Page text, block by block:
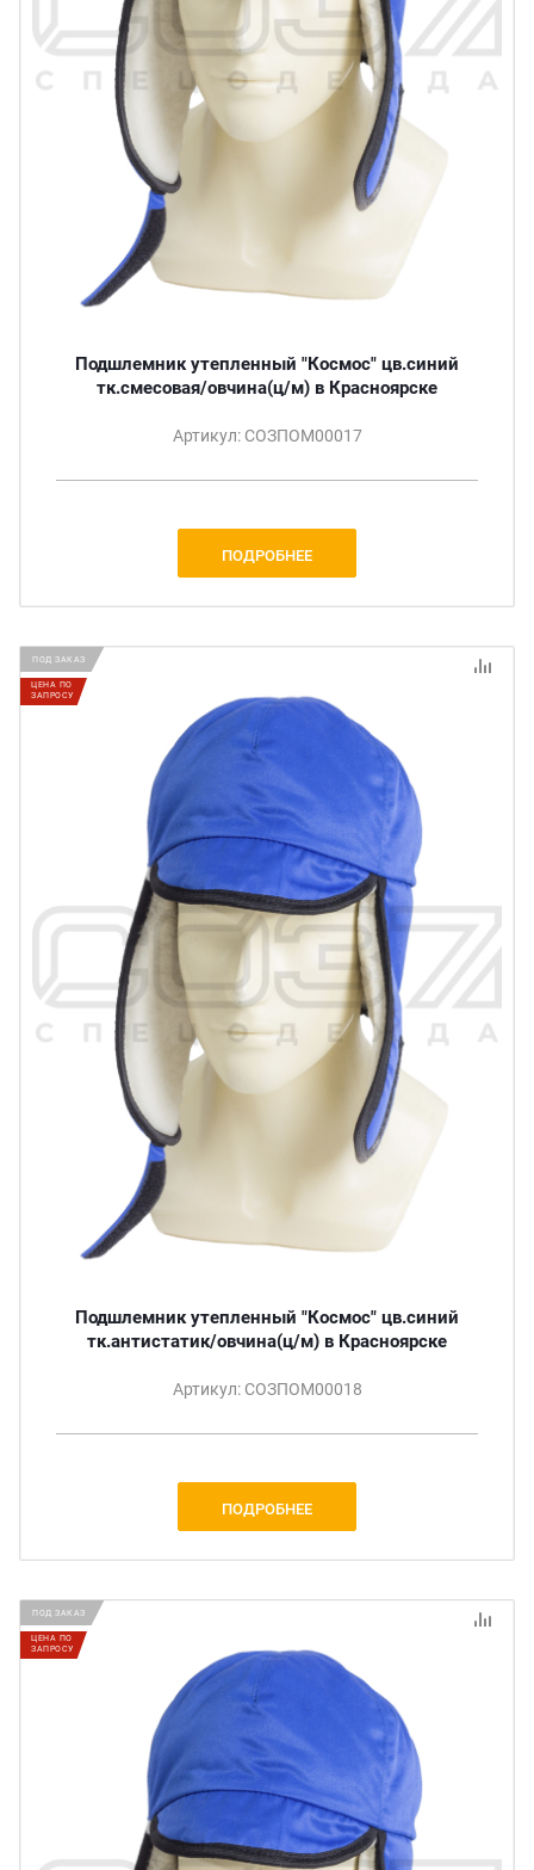
Подшлемник утепленный "Космос" цв.синий
тк.смесовая/овчина(ц/м) в Красноярске
Артикул: СОЗПОМ00017
ПОДРОБНЕЕ
ПОД ЗАКАЗ
ЦЕНА ПО
ЗАПРОСУ
Подшлемник утепленный "Космос" цв.синий
тк.антистатик/овчина(ц/м) в Красноярске
Артикул: СОЗПОМ00018
ПОДРОБНЕЕ
ПОД ЗАКАЗ
ЦЕНА ПО
ЗАПРОСУ